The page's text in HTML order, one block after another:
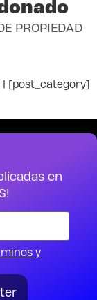
PROPIEDAD
[post_category]
en
y